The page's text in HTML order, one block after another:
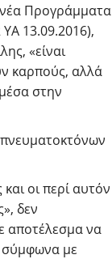
Προγράμματα
13.09.2016),
«είναι
καρπούς, αλλά
στην
οι περί αυτόν
δεν
αποτέλεσμα να
σύμφωνα με